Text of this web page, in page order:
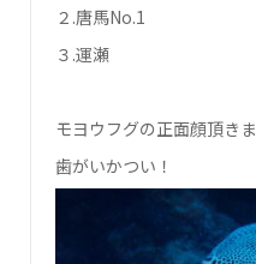
２.唐馬No.1
３.運瀬
モヨウフグの正面顔頂き
歯がいかつい！